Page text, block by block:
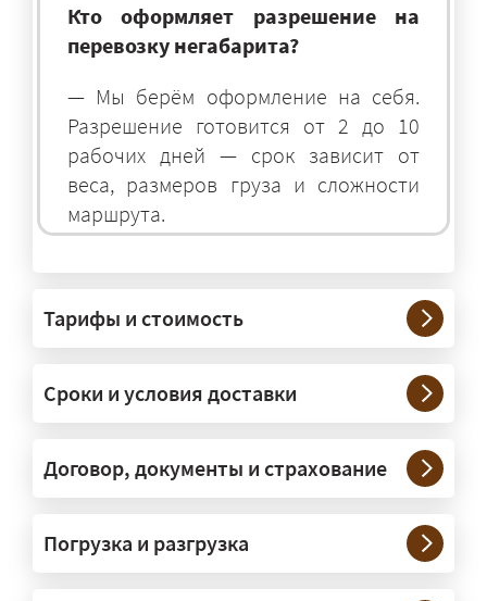
Кто оформляет разрешение на
перевозку негабарита?
— Мы берём оформление на себя.
Разрешение готовится от 2 до 10
рабочих дней — срок зависит от
веса, размеров груза и сложности
маршрута.
— На тралах и низкорамниках —
платформах, рассчитанных на
крупногабаритную технику и
конструкции. Транспорт подбираем
под конкретные размеры и вес груза.
сопровождение?
Тарифы и стоимость
Сроки и условия доставки
Договор, документы и страхование
Погрузка и разгрузка